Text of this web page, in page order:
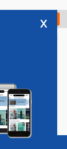
Check in
Vacatures
x